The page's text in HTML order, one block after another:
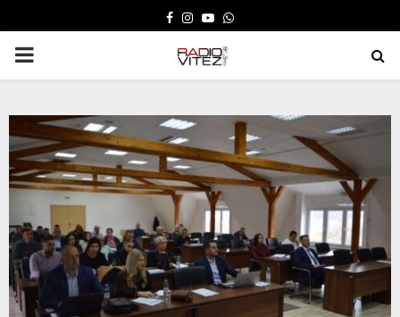
FACEBOOK
INSTAGRAM
YOUTUBE
WHATSAPP
PRIMARY